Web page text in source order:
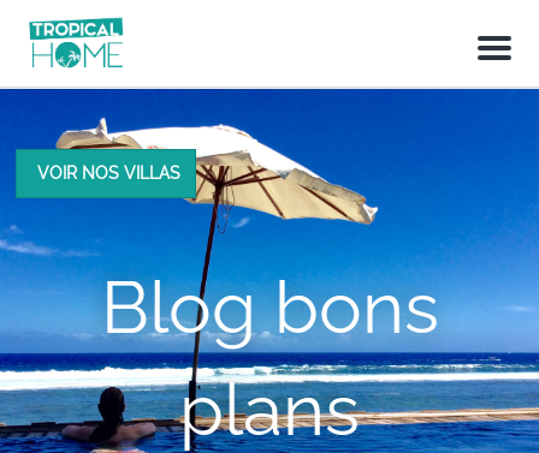
M
n
VOIR NOS VILLAS
Blog bons
plans